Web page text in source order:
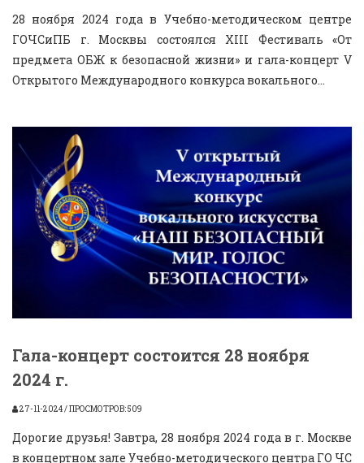
28 ноября 2024 года в Учебно-методическом центре
ГОЧСиПБ г. Москвы состоялся XIII Фестиваль «От
предмета ОБЖ к безопасной жизни» и гала-концерт V
Открытого Международного конкурса вокального...
Гала-концерт состоится 28 ноября
2024 г.
27-11-2024 / ПРОСМОТРОВ: 509
Дорогие друзья! Завтра, 28 ноября 2024 года в г. Москве
в концертном зале Учебно-методического центра ГО ЧС